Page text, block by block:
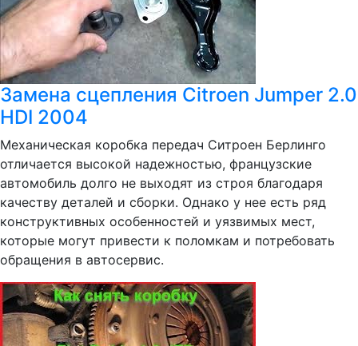
Замена сцепления Citroen Jumper 2.0
HDI 2004
Механическая коробка передач Ситроен Берлинго
отличается высокой надежностью, французские
автомобиль долго не выходят из строя благодаря
качеству деталей и сборки. Однако у нее есть ряд
конструктивных особенностей и уязвимых мест,
которые могут привести к поломкам и потребовать
обращения в автосервис.